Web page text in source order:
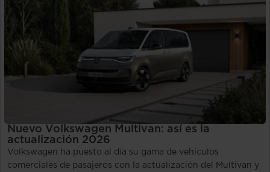
Nuevo Volkswagen Multivan: así es la
actualización 2026
Volkswagen ha puesto al día su gama de vehículos
comerciales de pasajeros con la actualización del Multivan y